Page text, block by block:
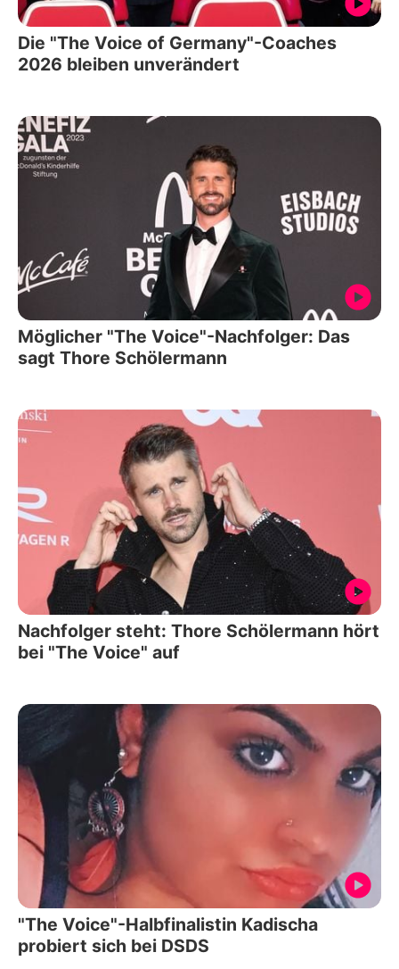
Die "The Voice of Germany"-Coaches
2026 bleiben unverändert
Möglicher "The Voice"-Nachfolger: Das
sagt Thore Schölermann
Nachfolger steht: Thore Schölermann hört
bei "The Voice" auf
"The Voice"-Halbfinalistin Kadischa
probiert sich bei DSDS